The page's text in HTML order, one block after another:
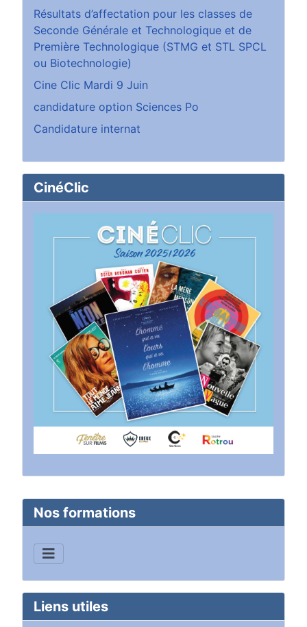
Nos formations
Liens utiles
Résultats d’affectation pour les classes de
Seconde Générale et Technologique et de
Première Technologique (STMG et STL SPCL
ou Biotechnologie)
Cine Clic Mardi 9 Juin
candidature option Sciences Po
Candidature internat
CinéClic